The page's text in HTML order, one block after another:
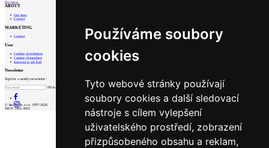
Používáme soubory
cookies
Tyto webové stránky používají
soubory cookies a další sledovací
nástroje s cílem vylepšení
uživatelského prostředí, zobrazení
přizpůsobeného obsahu a reklam,
PrevNext
ABOUT
Our store
Contact
MARKETING
Contact
User
Catalog of architects
Catalog of suppliers
Insert ad to job find
Newsletter
Sign for a weekly newsletter:
Fill in „nospam“
© Archiweb, s.r.o. 1997-2026
ISSN: 1801-3902